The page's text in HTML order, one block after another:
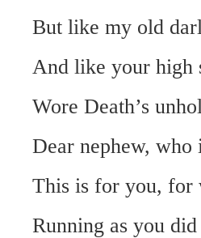
But like my old
And like your high
Wore Death’s
Dear nephew,
This is for you, for
Running as you